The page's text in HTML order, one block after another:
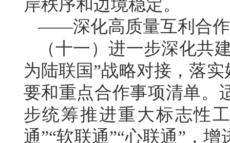
岸秩序和边境稳定。
——深化高质量互利合作
（十一）进一步深化共
为陆联国”战略对接，落
要和重点合作事项清单。
步统筹推进重大标志性
通”“软联通”“心联通”，